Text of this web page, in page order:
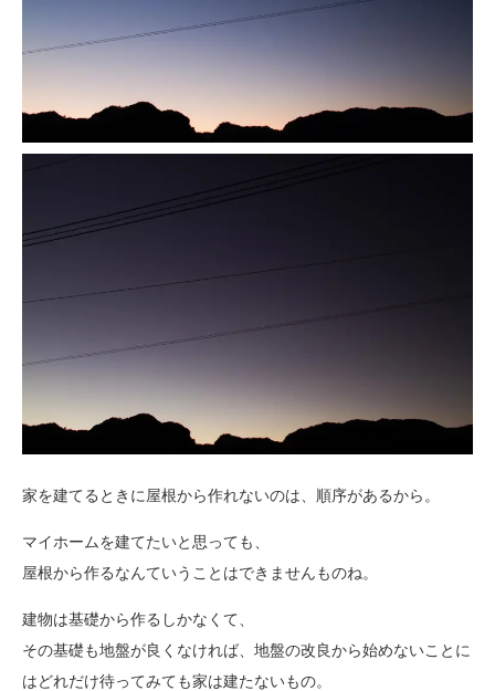
家を建てるときに屋根から作れないのは、順序があるから。
マイホームを建てたいと思っても、
屋根から作るなんていうことはできませんものね。
建物は基礎から作るしかなくて、
その基礎も地盤が良くなければ、地盤の改良から始めないことに
はどれだけ待ってみても家は建たないもの。